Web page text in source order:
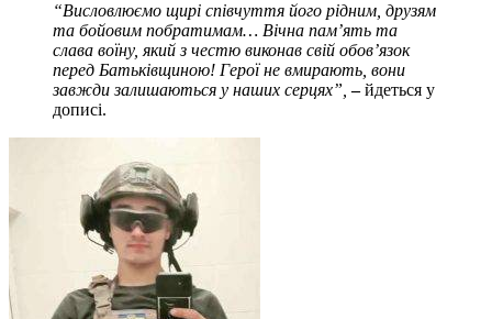
“Висловлюємо щирі співчуття його рідним, друзям
та бойовим побратимам… Вічна пам’ять та
слава воїну, який з честю виконав свій обов’язок
перед Батьківщиною! Герої не вмирають, вони
завжди залишаються у наших серцях”, –йдеться у
дописі.